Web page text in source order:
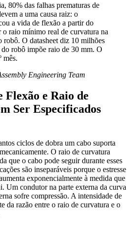
80% das falhas prematuras de
a uma causa raiz: o
a vida de flexão a partir do
o raio mínimo real de curvatura na
robô. O datasheet diz 10 milhões
robô impõe raio de 30 mm. O
mês.
Engineering Team
Flexão e Raio de
Ser Especificados
ciclos de dobra um cabo suporta
O raio de curvatura
que o cabo pode seguir durante esses
são inseparáveis porque o estresse
exponencialmente à medida que
Um condutor na parte externa da curva
sofre compressão. A intensidade de
da razão entre o raio de curvatura e o